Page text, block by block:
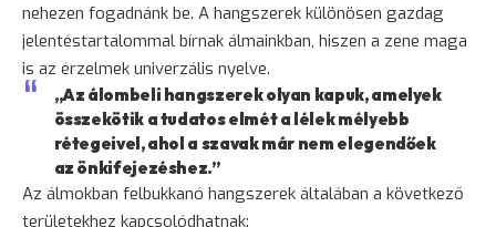
nehezen fogadnánk be. A hangszerek különösen gazdag
jelentéstartalommal bírnak álmainkban, hiszen a zene maga
is az érzelmek univerzális nyelve.
„Az álombeli hangszerek olyan kapuk, amelyek
összekötik a tudatos elmét a lélek mélyebb
rétegeivel, ahol a szavak már nem elegendőek
az önkifejezéshez.”
Az álmokban felbukkanó hangszerek általában a következő
területekhez kapcsolódhatnak: